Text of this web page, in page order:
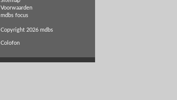
Voorwaarden
mdbs focus
Copyright 2026 mdbs
Colofon